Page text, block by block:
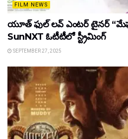
FILM NEWS
యూత్ ఫుల్ లవ్ ఎంటర్ టైనర్
SunNXT ఓటీటీలో స్ట్రీమింగ్
SEPTEMBER 27, 2025